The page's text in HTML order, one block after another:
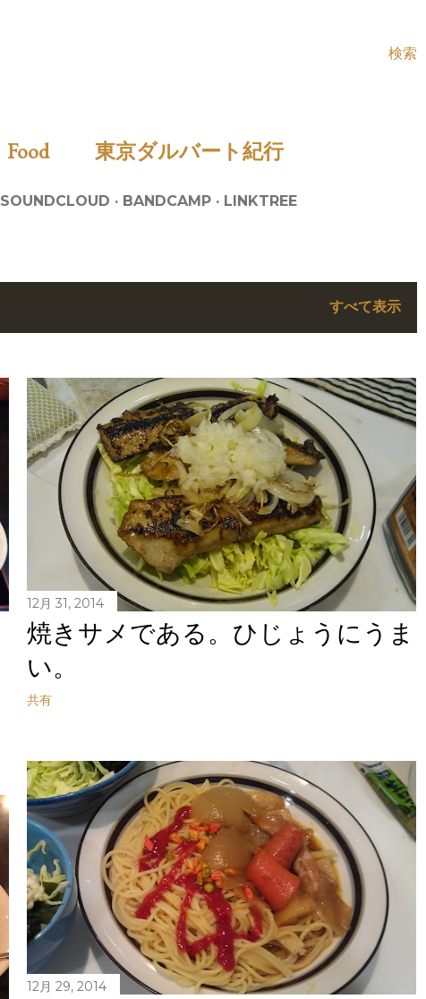
検索
Food 東京ダルバート紀行
SOUNDCLOUD BANDCAMP LINKTREE
すべて表示
12月 31, 2014
焼きサメである。ひじょうにうま
い。
共有
12月 29, 2014